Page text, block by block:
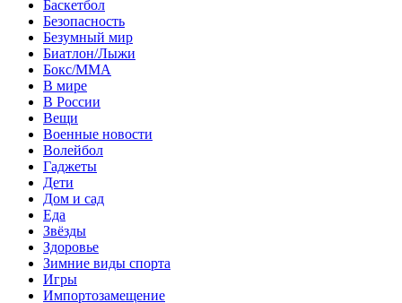
Баскетбол
Безопасность
Безумный мир
Биатлон/Лыжи
Бокс/MMA
В мире
В России
Вещи
Военные новости
Волейбол
Гаджеты
Дети
Дом и сад
Еда
Звёзды
Здоровье
Зимние виды спорта
Игры
Импортозамещение